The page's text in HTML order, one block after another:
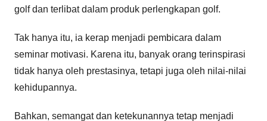
golf dan terlibat dalam produk perlengkapan golf.
Tak hanya itu, ia kerap menjadi pembicara dalam
seminar motivasi. Karena itu, banyak orang terinspirasi
tidak hanya oleh prestasinya, tetapi juga oleh nilai-nilai
kehidupannya.
Bahkan, semangat dan ketekunannya tetap menjadi